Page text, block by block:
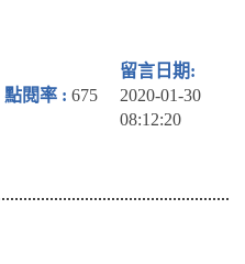
675
2020-01-30
08:12:20